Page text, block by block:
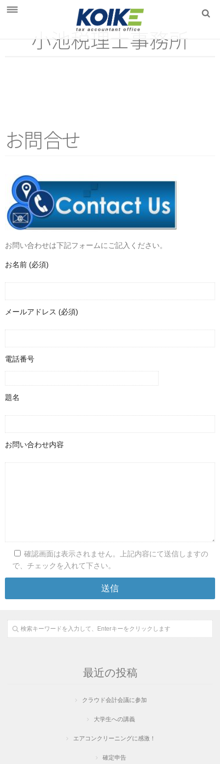
初めての方へ
ブログ
小池税理士事務所
お問合せ
お問い合わせは下記フォームにご記入ください。
お名前 (必須)
メールアドレス (必須)
電話番号
題名
お問い合わせ内容
確認画面は表示されません。上記内容にて送信しますの
で、チェックを入れて下さい。
最近の投稿
クラウド会計会議に参加
大学生への講義
エアコンクリーニングに感激！
確定申告